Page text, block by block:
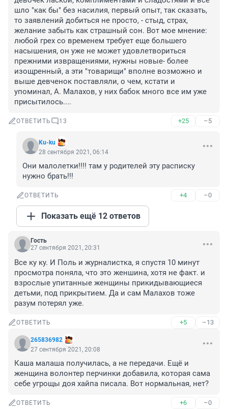
шло "как бы" без насилия, первый опыт, так сказать,
то заявлений добиться не просто, - стыд, страх,
желание забыть как страшный сон. Вот мое мнение:
любой грех со временем требует еще большего
насышения, он уже не может удовлетвориться
прежними извращениями, нужны новые- более
изощренный, а эти "товарищи" вполне возможно и
выше девченок поставляли, о чем, кстати и
упоминал, А. Малахов, у них бабок много все им уже
присытилось....
ОТВЕТИТЬ 13 +25 –5
Ku-ku
28 сентября 2021, 06:14
Они малолетки!!!! там у родителей эту расписку
нужно брать!!!
ОТВЕТИТЬ +4 –0
Показать ещё 12 ответов
Гость
27 сентября 2021, 20:31
Все ку ку. И Поль и журналистка, я спустя 10 минут
просмотра поняла, что это женшина, хотя не факт. и
взрослые упитанные женщины прикидывающиеся
детьми, под прикрытием. Да и сам Малахов тоже
разум потерял уже.
ОТВЕТИТЬ +5 –13
265836982
27 сентября 2021, 20:08
Каша малаша получилась, а не передачи. Ещё и
женщина волонтер перчинки добавила, которая сама
себе угрощы доя хайпа писала. Вот нормальная, нет?
ОТВЕТИТЬ +6 –0